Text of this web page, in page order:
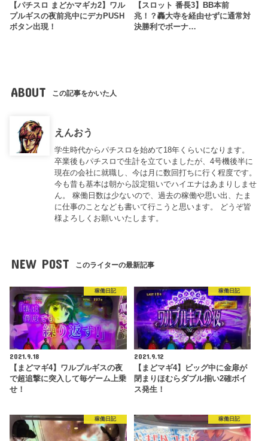
【パチスロ まどかマギカ2】ワル
プルギスの夜前兆中にデカPUSH
ボタン出現！
【スロット 番長3】BB本前
兆！？轟大寺を経由せずに通常対
決勝利でボーナ…
ABOUT この記事をかいた人
えんおう
学生時代からパチスロを始めて18年くらいになります。
卒業後もパチスロで生計を立ていましたが、4号機後半に
現在の会社に就職し、今は月に数回打ちに行く程度です。
今も昔も基本は朝から設定狙いでハイエナはあまりしませ
ん。 稼働日数は少ないので、過去の稼働や思い出、たま
に仕事のことなども書いて行こうと思います。 どうぞ皆
様よろしくお願いいたします。
NEW POST このライターの最新記事
稼働日記
2021.9.18
【まどマギ4】ワルプルギスの夜
で超追撃に突入して毎ゲーム上乗
せ！
稼働日記
2021.9.12
【まどマギ4】ビッグ中に金扉が
閉まりほむらダブル揃い2確ボイ
ス発生！
稼働日記 稼働日記